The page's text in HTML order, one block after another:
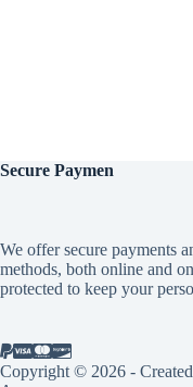
Secure Paymen
We offer secure payments
methods, both online and
protected to keep your
Copyright © 2026 -